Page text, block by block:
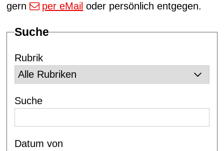
gern
per eMail oder persönlich entgegen.
Suche
Rubrik
Suche
Datum von